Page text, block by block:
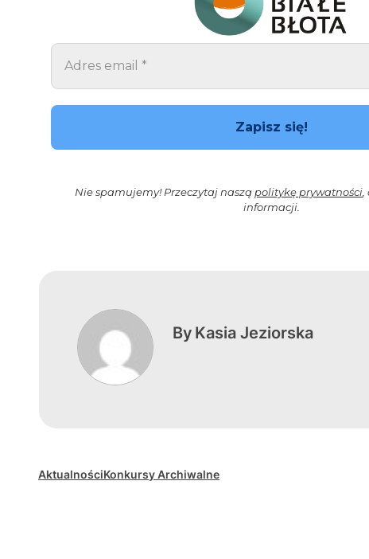
Nie spamujemy! Przeczytaj naszą politykę prywatności
informacji.
By Kasia Jeziorska
AktualnościKonkursy Archiwalne